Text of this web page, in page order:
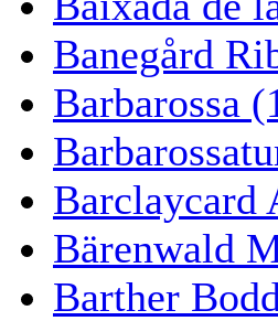
Banegård
Barbarossa
Barclaycard
Bärenwald
Barther